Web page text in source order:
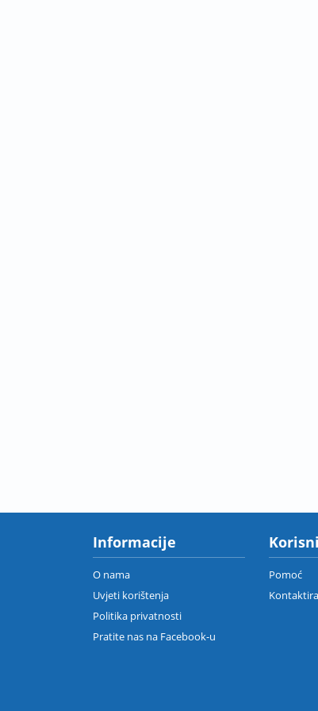
Informacije
O nama
Uvjeti korištenja
Politika privatnosti
Pratite nas na Facebook-u
Pomoć